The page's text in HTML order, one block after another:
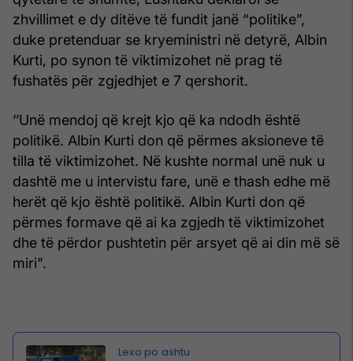
zhvillimet e dy ditëve të fundit janë “politike”,
duke pretenduar se kryeministri në detyrë, Albin
Kurti, po synon të viktimizohet në prag të
fushatës për zgjedhjet e 7 qershorit.
‘’Unë mendoj që krejt kjo që ka ndodh është
politikë. Albin Kurti don që përmes aksioneve të
tilla të viktimizohet. Në kushte normal unë nuk u
dashtë me u intervistu fare, unë e thash edhe më
herët që kjo është politikë. Albin Kurti don që
përmes formave që ai ka zgjedh të viktimizohet
dhe të përdor pushtetin për arsyet që ai din më së
miri".